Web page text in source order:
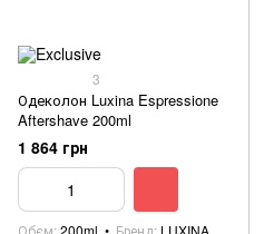
3
Одеколон Luxina Espressione
Aftershave 200ml
1 864 грн